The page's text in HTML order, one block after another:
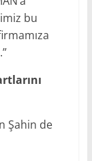
bu
Şahin de